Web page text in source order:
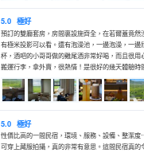
5.0 極好
預訂的雙廳套房，房間裏設施齊全，在若爾蓋竟然
有極米投影可以看。還有泡澡池，一邊泡澡，一
杯，酒吧的小哥哥做的雞尾酒非常好喝，而且很
搬運行李，拿外賣，很熱情！是很好的幾天體驗時
5.0 極好
性價比高的一間民宿，環境、服務、設備、整潔
可穿上藏服拍攝，真的非常有意思。這間民宿真的